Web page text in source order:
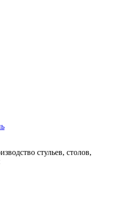
стульев, столов,